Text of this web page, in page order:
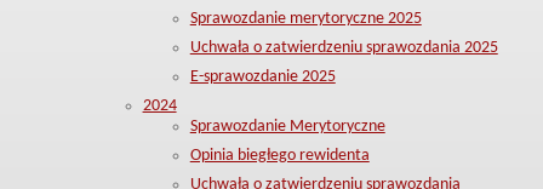
Sprawozdanie merytoryczne 2025
Uchwała o zatwierdzeniu sprawozdania 2025
E-sprawozdanie 2025
2024
Sprawozdanie Merytoryczne
Opinia biegłego rewidenta
Uchwała o zatwierdzeniu sprawozdania